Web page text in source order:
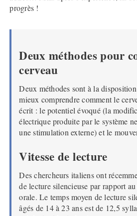
progrès !
Deux méthodes pour
cerveau
Deux méthodes sont à la
mieux comprendre comment le
écrit : le potentiel évoqué (la
électrique produite par le système
une stimulation externe) et le
Vitesse de lecture
Des chercheurs italiens ont
de lecture silencieuse par rapport
orale. Le temps moyen de lecture
âgés de 14 à 23 ans est de 12,5